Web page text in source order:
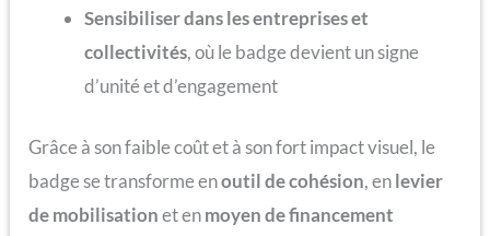
Sensibiliser dans les entreprises et
collectivités, où le badge devient un signe
d’unité et d’engagement
Grâce à son faible coût et à son fort impact visuel, le
badge se transforme enoutil de cohésion, enlevier
de mobilisationet enmoyen de financement